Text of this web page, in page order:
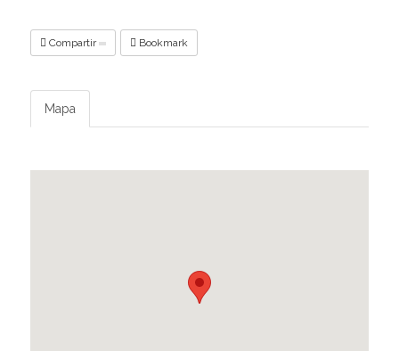
Compartir Bookmark
Mapa